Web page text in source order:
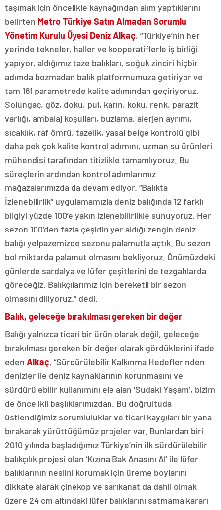
taşımak için öncelikle kaynağından alım yaptıklarını
belirten Metro Türkiye Satın Almadan Sorumlu
Yönetim Kurulu Üyesi Deniz Alkaç, “Türkiye’nin her
yerinde tekneler, haller ve kooperatiflerle iş birliği
yapıyor, aldığımız taze balıkları, soğuk zinciri hiçbir
adımda bozmadan balık platformumuza getiriyor ve
tam 161 parametrede kalite adımından geçiriyoruz.
Solungaç, göz, doku, pul, karın, koku, renk, parazit
varlığı, ambalaj koşulları, buzlama, alerjen ayrımı,
sıcaklık, raf ömrü, tazelik, yasal belge kontrolü gibi
daha pek çok kalite kontrol adımını, uzman su ürünleri
mühendisi tarafından titizlikle tamamlıyoruz. Bu
süreçlerin ardından kontrol adımlarımız
mağazalarımızda da devam ediyor. “Balıkta
İzlenebilirlik” uygulamamızla deniz balığında 12 farklı
bilgiyi yüzde 100’e yakın izlenebilirlikle sunuyoruz. Her
sezon 100’den fazla çeşidin yer aldığı zengin deniz
balığı yelpazemizde sezonu palamutla açtık. Bu sezon
bol miktarda palamut olmasını bekliyoruz. Önümüzdeki
günlerde sardalya ve lüfer çeşitlerini de tezgahlarda
göreceğiz. Balıkçılarımız için bereketli bir sezon
olmasını diliyoruz.” dedi.
Balık, geleceğe bırakılması gereken bir değer
Balığı yalnızca ticari bir ürün olarak değil, geleceğe
bırakılması gereken bir değer olarak gördüklerini ifade
eden Alkaç, “Sürdürülebilir Kalkınma Hedeflerinden
denizler ile deniz kaynaklarının korunmasını ve
sürdürülebilir kullanımını ele alan ‘Sudaki Yaşam’, bizim
de öncelikli başlıklarımızdan. Bu doğrultuda
üstlendiğimiz sorumluluklar ve ticari kaygıları bir yana
bırakarak yürüttüğümüz projeler var. Bunlardan biri
2010 yılında başladığımız Türkiye’nin ilk sürdürülebilir
balıkçılık projesi olan ‘Kızına Bak Anasını Al’ ile lüfer
balıklarının neslini korumak için üreme boylarını
dikkate alarak çinekop ve sarıkanat da dahil olmak
üzere 24 cm altındaki lüfer balıklarını satmama kararı